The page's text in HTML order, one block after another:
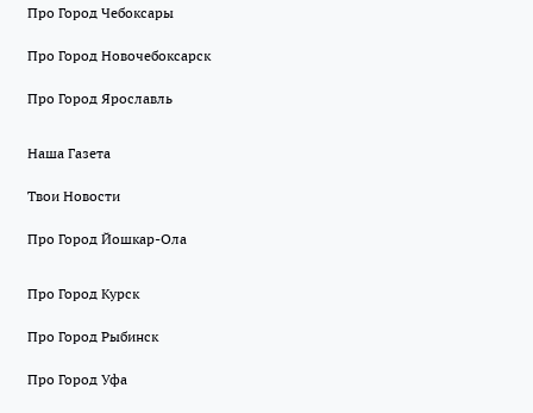
Про Город Чебоксары
Про Город Новочебоксарск
Про Город Ярославль
Наша Газета
Твои Новости
Про Город Йошкар-Ола
Про Город Курск
Про Город Рыбинск
Про Город Уфа